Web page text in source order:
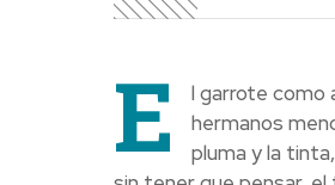
E
l garrote como
hermanos
pluma y la